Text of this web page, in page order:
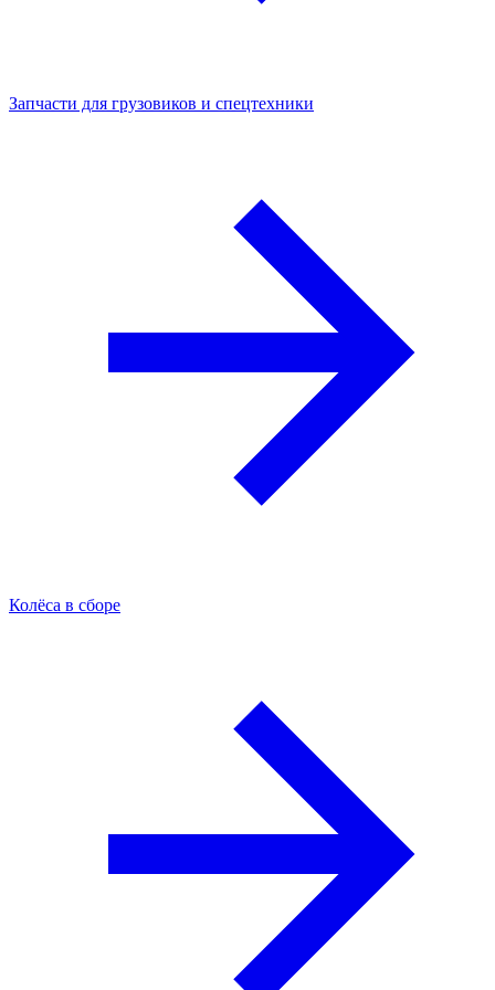
Запчасти для грузовиков и спецтехники
Колёса в сборе